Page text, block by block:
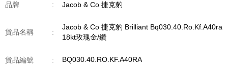
品牌 : Jacob & Co 捷克豹
貨品名稱 :
Jacob & Co 捷克豹 Brilliant Bq030.40.Ro.Kf.A40ra
18kt玫瑰金/鑽
貨品編號 : BQ030.40.RO.KF.A40RA